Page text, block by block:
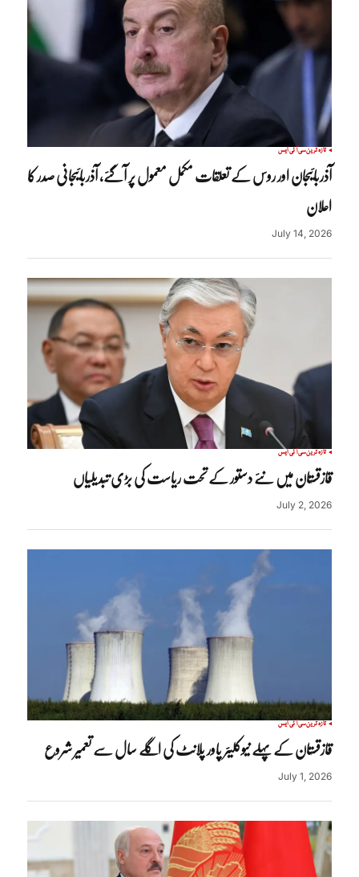
تازہ ترینسی آئی ایس
آذربائیجان اور روس کے تعلقات مکمل معمول پر آگئے، آذربائیجانی صدر کا
اعلان
July 14, 2026
تازہ ترینسی آئی ایس
قازقستان میں نئے دستور کے تحت ریاست کی بڑی تبدیلیاں
July 2, 2026
تازہ ترینسی آئی ایس
قازقستان کے پہلے نیوکلیئر پاور پلانٹ کی اگلے سال سے تعمیر شروع
July 1, 2026